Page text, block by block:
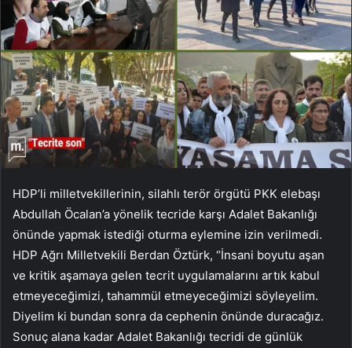
HDP’li milletvekillerinin, silahlı terör örgütü PKK elebaşı
Abdullah Öcalan’a yönelik tecride karşı Adalet Bakanlığı
önünde yapmak istediği oturma eylemine izin verilmedi.
HDP Ağrı Milletvekili Berdan Öztürk, “İnsani boyutu aşan
ve kritik aşamaya gelen tecrit uygulamalarını artık kabul
etmeyeceğimizi, tahammül etmeyeceğimizi söyleyelim.
Diyelim ki bundan sonra da cephenin önünde duracağız.
Sonuç alana kadar Adalet Bakanlığı tecridi de günlük